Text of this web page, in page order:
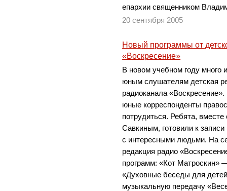
епархии священником
20 сентября 2005
Новый программы от
«Воскресение»
В новом учебном году много
юным слушателям детская
радиоканала
юные корреспонденты
потрудиться. Ребята,
Савкиным, готовили к
с интересными людьми. На
редакция радио
программ: «Кот Матроскин»
«Духовные беседы для
музыкальную передачу